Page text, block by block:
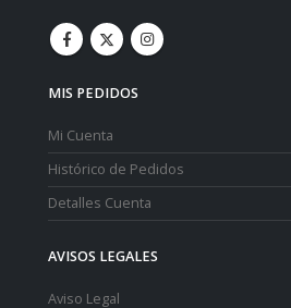
MIS PEDIDOS
Mi Cuenta
Histórico de Pedidos
Detalles Cuenta
AVISOS LEGALES
Aviso Legal